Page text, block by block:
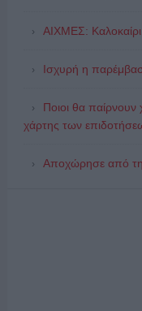
ΑΙΧΜΕΣ:
Ισχυρή η
Ποιοι θα παίρνουν
χάρτης των
Αποχώρησε από